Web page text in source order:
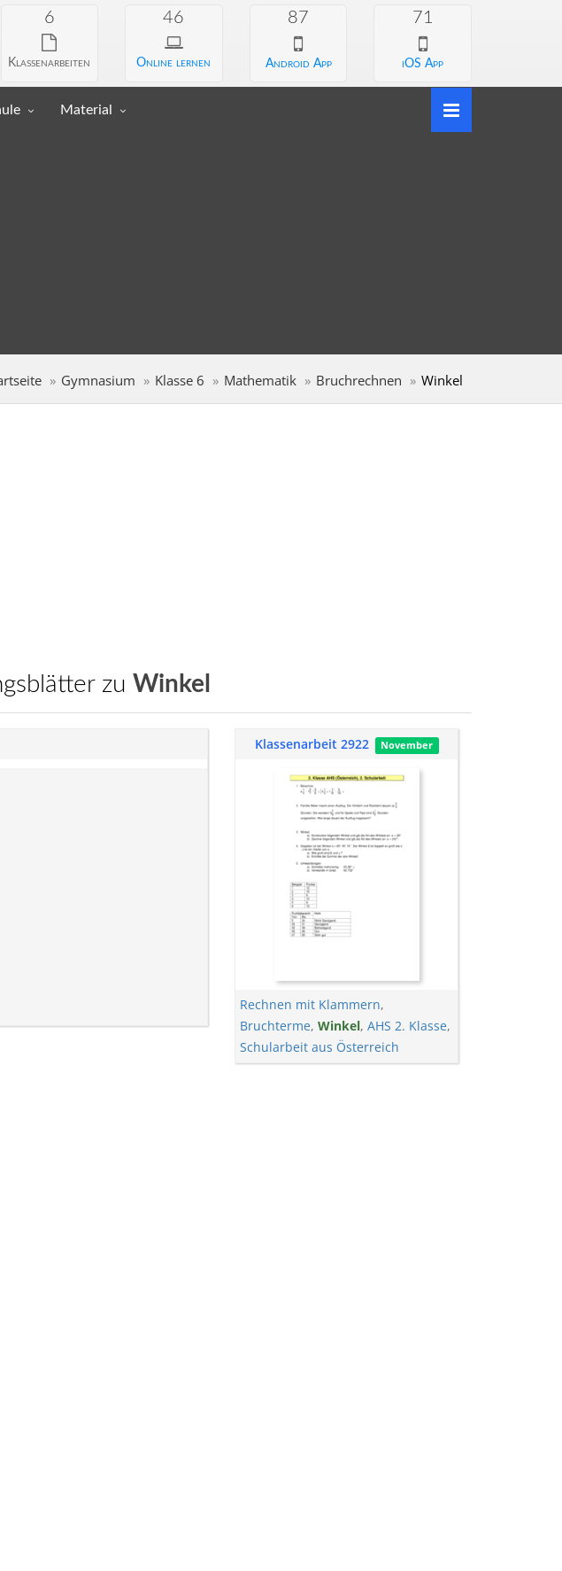
6
Klassenarbeiten
46
Online lernen
87
Android App
71
iOS App
Material
Gymnasium Klasse 6 Mathematik Bruchrechnen Winkel
zu Winkel
Klassenarbeit 2922 November
Rechnen mit Klammern,
Bruchterme,Winkel,AHS 2. Klasse,
Schularbeit aus Österreich